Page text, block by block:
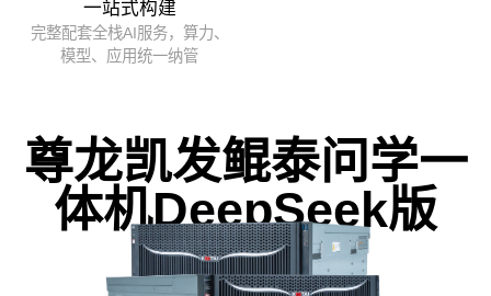
一站式构建
完整配套全栈AI服务，算力、
模型、应用统一纳管
尊龙凯发鲲泰问学一
体机DeepSeek版